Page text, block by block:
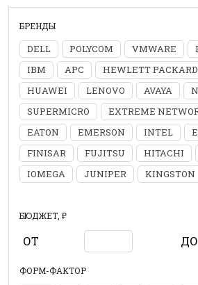
БРЕНДЫ
DELL POLYCOM VMWARE
IBM
APC HEWLETT PACKARD
HUAWEI
LENOVO AVAYA
SUPERMICRO
EXTREME
EATON
EMERSON INTEL
FINISAR
FUJITSU HITACHI
IOMEGA
JUNIPER KINGSTON
БЮДЖЕТ, ₽
ОТ ДО
ФОРМ-ФАКТОР